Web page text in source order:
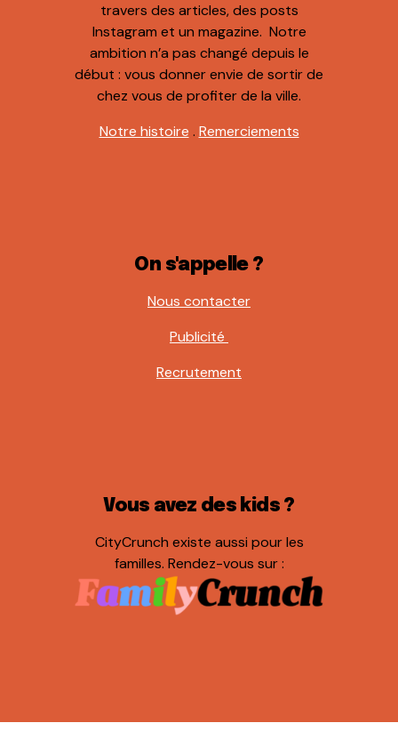
travers des articles, des posts
Instagram et un magazine. Notre
ambition n’a pas changé depuis le
début : vous donner envie de sortir de
chez vous de profiter de la ville.
Notre histoire . Remerciements
On s'appelle ?
Nous contacter
Publicité
Recrutement
Vous avez des kids ?
CityCrunch existe aussi pour les
familles. Rendez-vous sur :